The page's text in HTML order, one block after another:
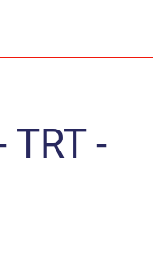
TRT -